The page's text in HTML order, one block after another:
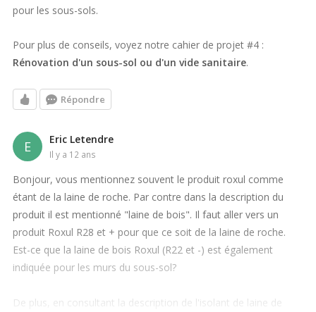
pour les sous-sols.
Pour plus de conseils, voyez notre cahier de projet #4 :
Rénovation d'un sous-sol ou d'un vide sanitaire.
Répondre
E Eric Letendre
il y a 12 ans
Bonjour, vous mentionnez souvent le produit roxul comme
étant de la laine de roche. Par contre dans la description du
produit il est mentionné "laine de bois". Il faut aller vers un
produit Roxul R28 et + pour que ce soit de la laine de roche.
Est-ce que la laine de bois Roxul (R22 et -) est également
indiquée pour les murs du sous-sol?
De plus, en consultant la description de l'isolant de laine de